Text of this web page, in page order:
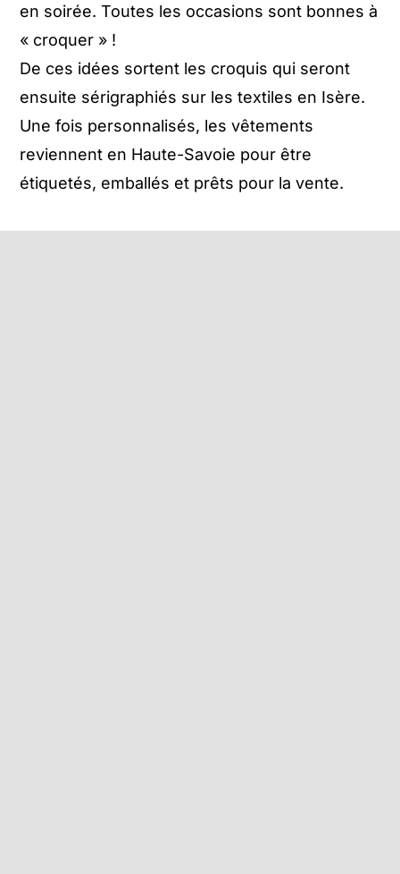
en soirée. Toutes les occasions sont bonnes à
« croquer » !
De ces idées sortent les croquis qui seront
ensuite sérigraphiés sur les textiles en Isère.
Une fois personnalisés, les vêtements
reviennent en Haute-Savoie pour être
étiquetés, emballés et prêts pour la vente.